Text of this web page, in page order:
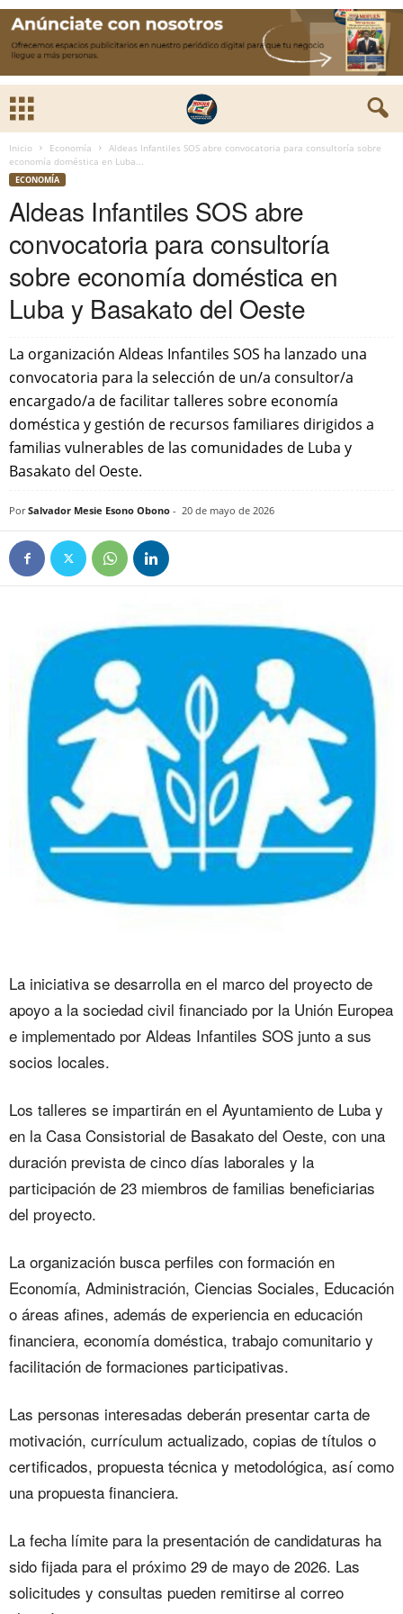
Inicio Economía
Aldeas Infantiles SOS abre convocatoria para consultoría sobre
economía doméstica en Luba...
ECONOMÍA
Aldeas Infantiles SOS abre
convocatoria para consultoría
sobre economía doméstica en
Luba y Basakato del Oeste
La organización Aldeas Infantiles SOS ha lanzado una
convocatoria para la selección de un/a consultor/a
encargado/a de facilitar talleres sobre economía
doméstica y gestión de recursos familiares dirigidos a
familias vulnerables de las comunidades de Luba y
Basakato del Oeste.
Por Salvador Mesie Esono Obono - 20 de mayo de 2026
La iniciativa se desarrolla en el marco del proyecto de
apoyo a la sociedad civil financiado por la Unión Europea
e implementado por Aldeas Infantiles SOS junto a sus
socios locales.
Los talleres se impartirán en el Ayuntamiento de Luba y
en la Casa Consistorial de Basakato del Oeste, con una
duración prevista de cinco días laborales y la
participación de 23 miembros de familias beneficiarias
del proyecto.
La organización busca perfiles con formación en
Economía, Administración, Ciencias Sociales, Educación
o áreas afines, además de experiencia en educación
financiera, economía doméstica, trabajo comunitario y
facilitación de formaciones participativas.
Las personas interesadas deberán presentar carta de
motivación, currículum actualizado, copias de títulos o
certificados, propuesta técnica y metodológica, así como
una propuesta financiera.
La fecha límite para la presentación de candidaturas ha
sido fijada para el próximo 29 de mayo de 2026. Las
solicitudes y consultas pueden remitirse al correo